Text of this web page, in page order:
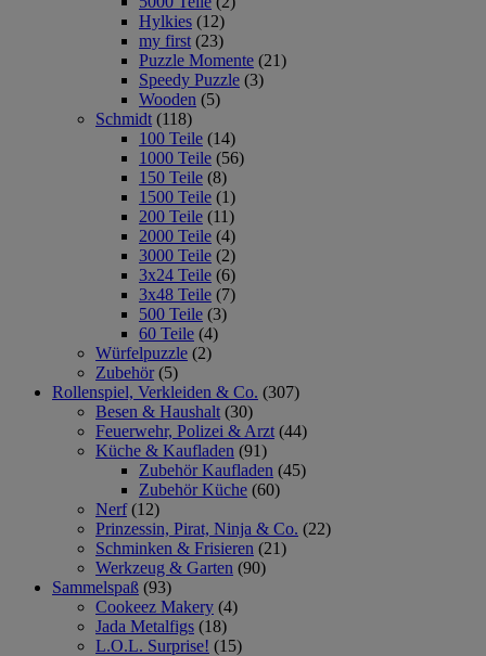
Hylkies (12)
my first (23)
Puzzle Momente (21)
Speedy Puzzle (3)
Wooden (5)
Schmidt (118)
100 Teile (14)
1000 Teile (56)
150 Teile (8)
1500 Teile (1)
200 Teile (11)
2000 Teile (4)
3000 Teile (2)
3x24 Teile (6)
3x48 Teile (7)
500 Teile (3)
60 Teile (4)
Würfelpuzzle (2)
Zubehör (5)
Rollenspiel, Verkleiden & Co. (307)
Besen & Haushalt (30)
Feuerwehr, Polizei & Arzt (44)
Küche & Kaufladen (91)
Zubehör Kaufladen (45)
Zubehör Küche (60)
Nerf (12)
Prinzessin, Pirat, Ninja & Co. (22)
Schminken & Frisieren (21)
Werkzeug & Garten (90)
Sammelspaß (93)
Cookeez Makery (4)
Jada Metalfigs (18)
L.O.L. Surprise! (15)